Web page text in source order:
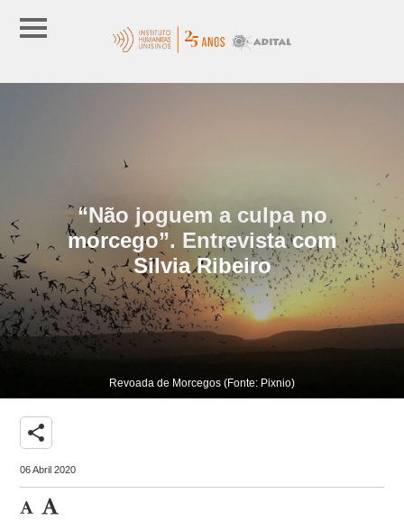
“Não joguem a culpa no
morcego”. Entrevista com
Silvia Ribeiro
Revoada de Morcegos (Fonte: Pixnio)
share
06 Abril 2020